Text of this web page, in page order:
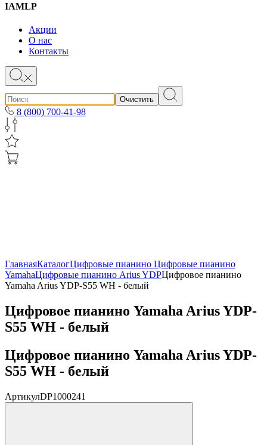
IAMLP
Акции
О нас
Контакты
Очистить
8 (800) 700-41-98
ГлавнаяКаталогЦифровые пианино Цифровые пианино
YamahaЦифровые пианино Arius YDPЦифровое пианино
Yamaha Arius YDP-S55 WH - белый
Цифровое пианино Yamaha Arius YDP-
S55 WH - белый
Цифровое пианино Yamaha Arius YDP-
S55 WH - белый
АртикулDP1000241